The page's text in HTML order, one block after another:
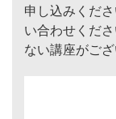
申し込みくだ
い合わせくだ
ない講座がござ